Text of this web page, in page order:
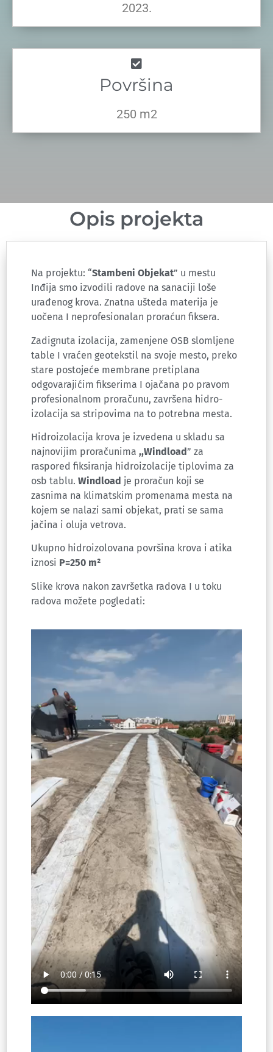
2023.
Površina
250 m2
Opis projekta
Na projektu: “Stambeni Objekat” u mestu
Inđija smo izvodili radove na sanaciji loše
urađenog krova. Znatna ušteda materija je
uočena I neprofesionalan proraćun fiksera.
Zadignuta izolacija, zamenjene OSB slomljene
table I vraćen geotekstil na svoje mesto, preko
stare postojeće membrane pretiplana
odgovarajićim fikserima I ojačana po pravom
profesionalnom proračunu, završena hidro-
izolacija sa stripovima na to potrebna mesta.
Hidroizolacija krova je izvedena u skladu sa
najnovijim proračunima ,,Windload” za
raspored fiksiranja hidroizolacije tiplovima za
osb tablu. Windload je proračun koji se
zasnima na klimatskim promenama mesta na
kojem se nalazi sami objekat, prati se sama
jačina i oluja vetrova.
Ukupno hidroizolovana površina krova i atika
iznosi P=250 m²
Slike krova nakon završetka radova I u toku
radova možete pogledati: